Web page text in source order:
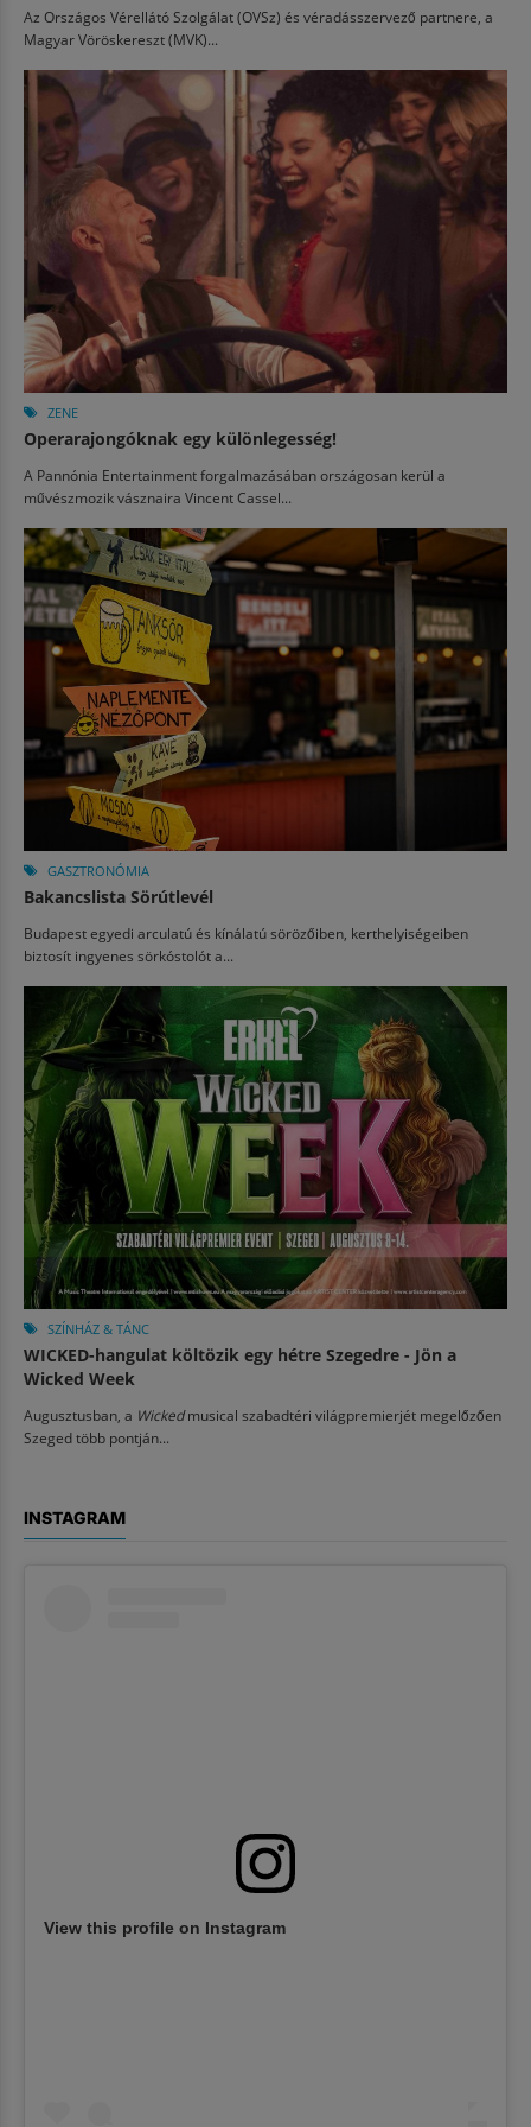
Az Országos Vérellátó Szolgálat (OVSz) és véradásszervező partnere, a
Magyar Vöröskereszt (MVK)...
ZENE
Operarajongóknak egy különlegesség!
A Pannónia Entertainment forgalmazásában országosan kerül a
művészmozik vásznaira Vincent Cassel...
GASZTRONÓMIA
Bakancslista Sörútlevél
Budapest egyedi arculatú és kínálatú sörözőiben, kerthelyiségeiben
biztosít ingyenes sörkóstolót a...
SZÍNHÁZ & TÁNC
WICKED-hangulat költözik egy hétre Szegedre - Jön a
Wicked Week
Augusztusban, a Wickedmusical szabadtéri világpremierjét megelőzően
Szeged több pontján...
INSTAGRAM
View this profile on Instagram